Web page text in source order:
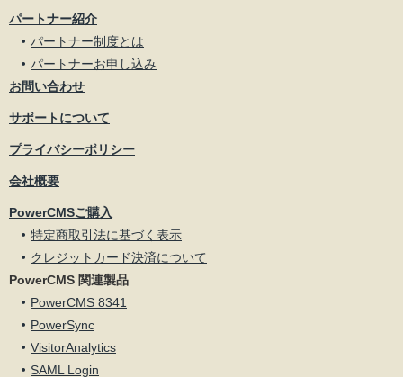
パートナー紹介
パートナー制度とは
パートナーお申し込み
お問い合わせ
サポートについて
プライバシーポリシー
会社概要
PowerCMSご購入
特定商取引法に基づく表示
クレジットカード決済について
PowerCMS 関連製品
PowerCMS 8341
PowerSync
VisitorAnalytics
SAML Login